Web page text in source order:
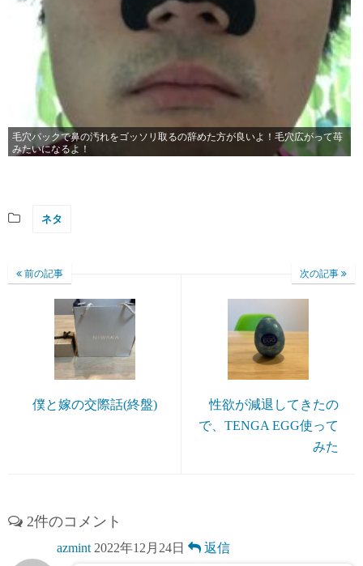
毛穴パックで鼻の汚れをゴッソリ取るの辞めた方が良いよ！毛穴広がって苺
みたいになるよ！
ネタ
前の記事
僕と嫁の交際話(終盤)
次の記事
性欲が減退してきたの
で、TENGA EGG使って
みた
2件のコメント
azmint 2022年12月24日 返信